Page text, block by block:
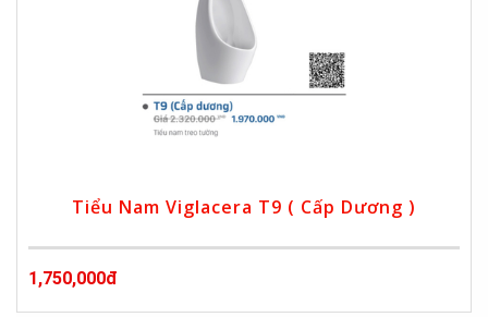
Tiểu Nam Viglacera T9 ( Cấp Dương )
1,750,000đ